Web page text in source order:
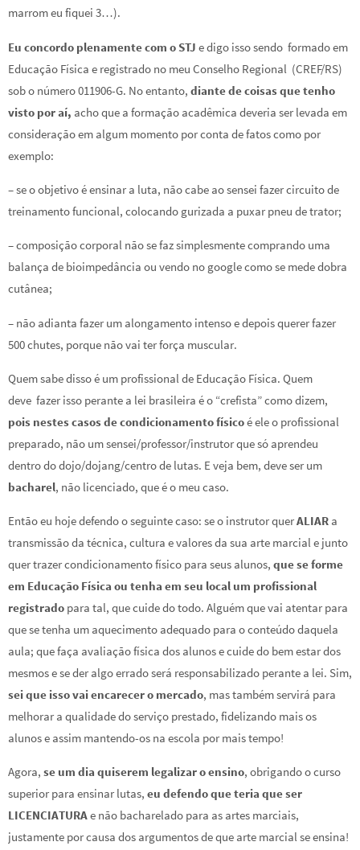
marrom eu fiquei 3…).
Eu concordo plenamente com o STJ e digo isso sendo formado em
Educação Física e registrado no meu Conselho Regional (CREF/RS)
sob o número 011906-G. No entanto, diante de coisas que tenho
visto por aí, acho que a formação acadêmica deveria ser levada em
consideração em algum momento por conta de fatos como por
exemplo:
– se o objetivo é ensinar a luta, não cabe ao sensei fazer circuito de
treinamento funcional, colocando gurizada a puxar pneu de trator;
– composição corporal não se faz simplesmente comprando uma
balança de bioimpedância ou vendo no google como se mede dobra
cutânea;
– não adianta fazer um alongamento intenso e depois querer fazer
500 chutes, porque não vai ter força muscular.
Quem sabe disso é um profissional de Educação Física. Quem
deve fazer isso perante a lei brasileira é o “crefista” como dizem,
pois nestes casos de condicionamento físicoé ele o profissional
preparado, não um sensei/professor/instrutor que só aprendeu
dentro do dojo/dojang/centro de lutas. E veja bem, deve ser um
bacharel, não licenciado, que é o meu caso.
Então eu hoje defendo o seguinte caso: se o instrutor querALIAR a
transmissão da técnica, cultura e valores da sua arte marcial e junto
quer trazer condicionamento físico para seus alunos, que se forme
em Educação Física ou tenha em seu local um profissional
registrado para tal, que cuide do todo. Alguém que vai atentar para
que se tenha um aquecimento adequado para o conteúdo daquela
aula; que faça avaliação física dos alunos e cuide do bem estar dos
mesmos e se der algo errado será responsabilizado perante a lei. Sim,
sei que isso vai encarecer o mercado, mas também servirá para
melhorar a qualidade do serviço prestado, fidelizando mais os
alunos e assim mantendo-os na escola por mais tempo!
Agora, se um dia quiserem legalizar o ensino, obrigando o curso
superior para ensinar lutas, eu defendo que teria que ser
LICENCIATURAe não bacharelado para as artes marciais,
justamente por causa dos argumentos de que arte marcial se ensina!